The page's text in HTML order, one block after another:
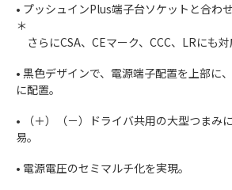
• プッシュインPlus端子台ソケットと合わ
＊
さらにCSA、CEマーク、CCC、LRにも対
• 黒色デザインで、電源端子配置を上部に
に配置。
• （＋）（－）ドライバ共用の大型つまみ
易。
• 電源電圧のセミマルチ化を実現。